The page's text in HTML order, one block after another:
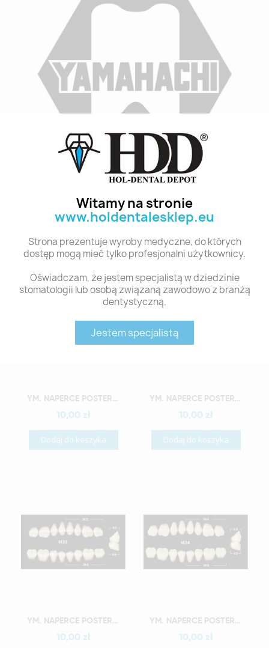
Witamy na stronie
www.holdentalesklep.eu
Strona prezentuje wyroby medyczne, do których
dostęp mogą mieć tylko profesjonalni użytkownicy.
Oświadczam, że jestem specjalistą w dziedzinie
stomatologii lub osobą związaną zawodowo z branżą
dentystyczną.
Jestem specjalistą
B3 M30G 8
Polecane produkty z tej kategorii
Szybki podgląd YM. NAPERCE POSTERIOR - AKRYLOWE ZĘBY SZTUCZNE - B3-M28G
10,00 zł
Dodaj do koszyka
Szybki podgląd YM. NAPERCE POSTERIOR - AKRYLOWE ZĘBY SZTUCZNE - B3-M32G
10,00 zł
Dodaj do koszyka
Szybki podgląd YM. NAPERCE POSTERIOR - AKRYLOWE ZĘBY SZTUCZNE - B3-M33G
10,00 zł
Szybki podgląd YM. NAPERCE POSTERIOR - AKRYLOWE ZĘBY SZTUCZNE - B3-M34G
10,00 zł